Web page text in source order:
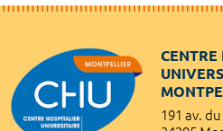
CENTRE
191 av.